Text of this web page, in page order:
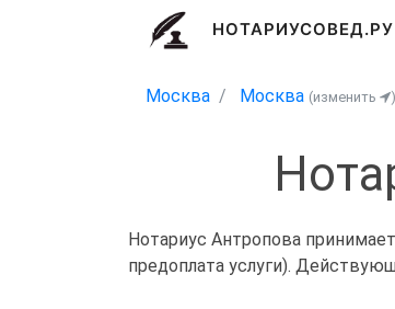
НОТАРИУСОВЕД.РУ
Москва Москва (изменить )
Нотариус Антропова
предоплата услуги).